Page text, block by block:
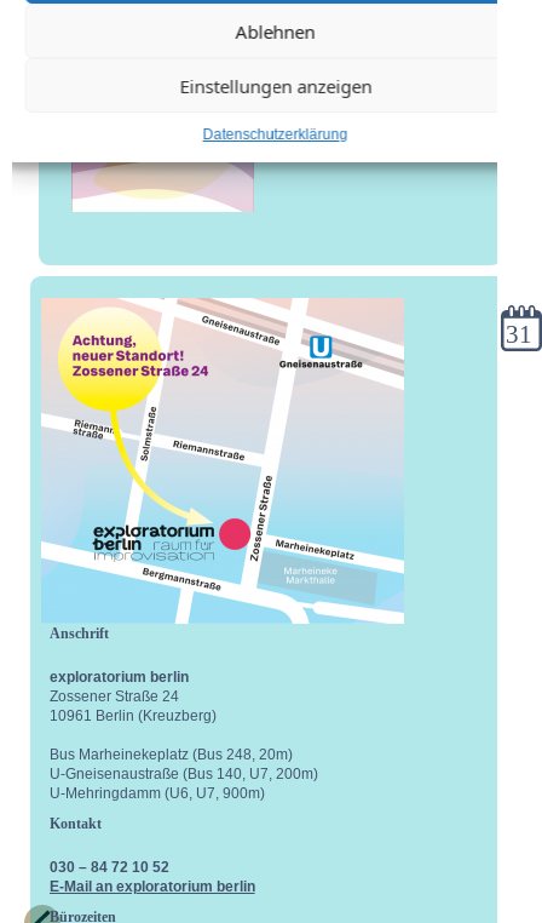
Ablehnen
Einstellungen anzeigen
Datenschutzerklärung
Anschrift
exploratorium berlin
Zossener Straße 24
10961 Berlin (Kreuzberg)
Bus Marheinekeplatz (Bus 248, 20m)
U-Gneisenaustraße (Bus 140, U7, 200m)
U-Mehringdamm (U6, U7, 900m)
Kontakt
030 – 84 72 10 52
E-Mail an exploratorium berlin
Bürozeiten